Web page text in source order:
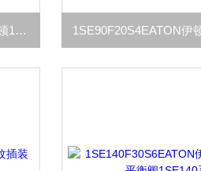
1SE90F35S4现货美国EATON伊顿1SE90F35S8平衡控制阀